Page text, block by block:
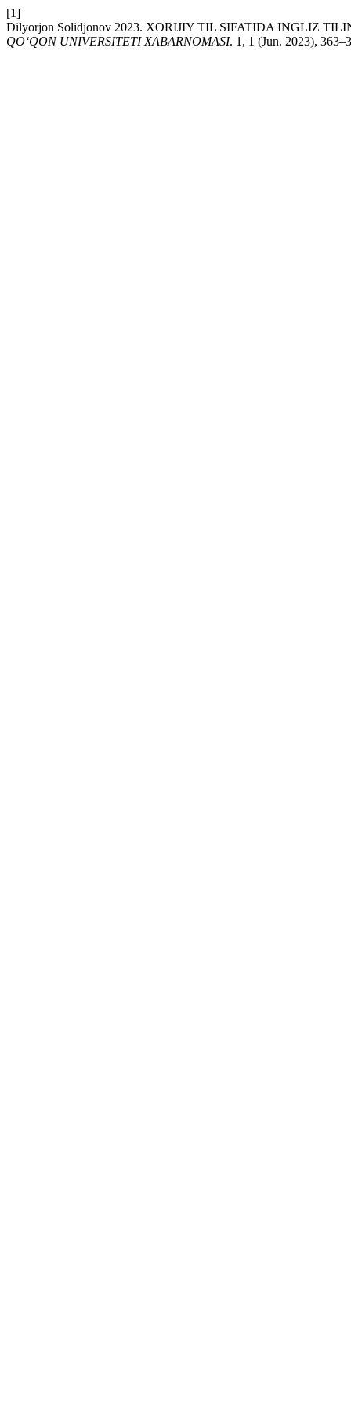
[1]
Dilyorjon Solidjonov 2023. XORIJIY TIL SIFATIDA INGLIZ
QO‘QON UNIVERSITETI XABARNOMASI. 1, 1 (Jun. 2023),